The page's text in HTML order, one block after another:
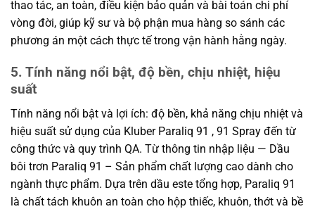
thao tác, an toàn, điều kiện bảo quản và bài toán chi phí
vòng đời, giúp kỹ sư và bộ phận mua hàng so sánh các
phương án một cách thực tế trong vận hành hằng ngày.
5. Tính năng nổi bật, độ bền, chịu nhiệt, hiệu
suất
Tính năng nổi bật và lợi ích: độ bền, khả năng chịu nhiệt và
hiệu suất sử dụng của Kluber Paraliq 91 , 91 Spray đến từ
công thức và quy trình QA. Từ thông tin nhập liệu — Dầu
bôi trơn Paraliq 91 – Sản phẩm chất lượng cao dành cho
ngành thực phẩm. Dựa trên dầu este tổng hợp, Paraliq 91
là chất tách khuôn an toàn cho hộp thiếc, khuôn, thớt và bề